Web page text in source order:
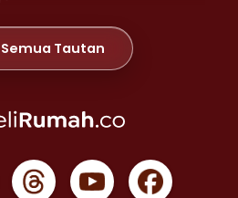
>
>
Pusat >
>
Tautan